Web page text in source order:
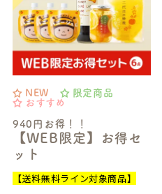
940円お得！！
【WEB限定】お得セ
ット
NEW
限定商品
おすすめ
【送料無料ライン対象商品】